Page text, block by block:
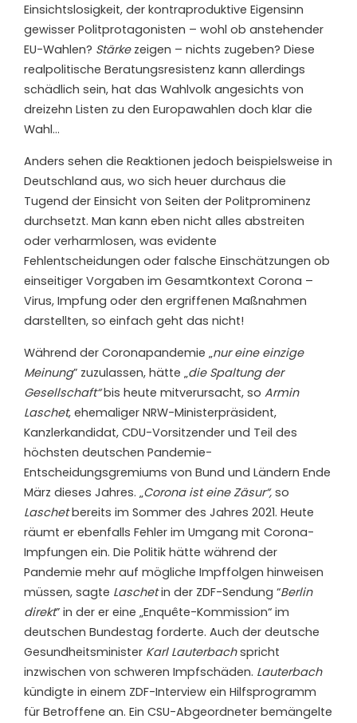
Einsichtslosigkeit, der kontraproduktive Eigensinn
gewisser Politprotagonisten – wohl ob anstehender
EU-Wahlen? Stärke zeigen – nichts zugeben? Diese
realpolitische Beratungsresistenz kann allerdings
schädlich sein, hat das Wahlvolk angesichts von
dreizehn Listen zu den Europawahlen doch klar die
Wahl…
Anders sehen die Reaktionen jedoch beispielsweise in
Deutschland aus, wo sich heuer durchaus die
Tugend der Einsicht von Seiten der Politprominenz
durchsetzt. Man kann eben nicht alles abstreiten
oder verharmlosen, was evidente
Fehlentscheidungen oder falsche Einschätzungen ob
einseitiger Vorgaben im Gesamtkontext Corona –
Virus, Impfung oder den ergriffenen Maßnahmen
darstellten, so einfach geht das nicht!
Während der Coronapandemie „nur eine einzige
Meinung” zuzulassen, hätte „die Spaltung der
Gesellschaft“bis heute mitverursacht, so Armin
Laschet, ehemaliger NRW-Ministerpräsident,
Kanzlerkandidat, CDU-Vorsitzender und Teil des
höchsten deutschen Pandemie-
Entscheidungsgremiums von Bund und Ländern Ende
März dieses Jahres. „Corona ist eine Zäsur“, so
Laschetbereits im Sommer des Jahres 2021. Heute
räumt er ebenfalls Fehler im Umgang mit Corona-
Impfungen ein. Die Politik hätte während der
Pandemie mehr auf mögliche Impffolgen hinweisen
müssen, sagte Laschetin der ZDF-Sendung “Berlin
direkt” in der er eine „Enquête-Kommission“ im
deutschen Bundestag forderte. Auch der deutsche
Gesundheitsminister Karl Lauterbachspricht
inzwischen von schweren Impfschäden. Lauterbach
kündigte in einem ZDF-Interview ein Hilfsprogramm
für Betroffene an. Ein CSU-Abgeordneter bemängelte